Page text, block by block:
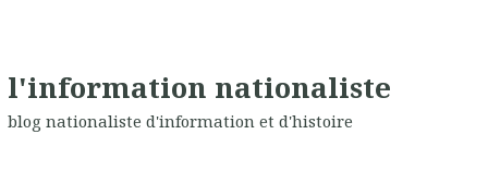
l'information nationaliste
blog nationaliste d'information et d'histoire